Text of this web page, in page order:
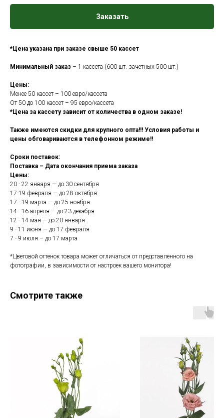
Заказать
*Цена указана при заказе свыше 50 кассет
Минимальный заказ – 1 кассета (600 шт. зачетных 500 шт.)
Цены:
Менее 50 кассет – 100 евро/кассета
От 50 до 100 кассет – 95 евро/кассета
*Цена за кассету зависит от количества в одном заказе!
Также имеются скидки для крупного опта!!! Условия работы и
цены обговариваются в телефонном режиме!!
Сроки поставок:
Поставка – Дата окончания приема заказа
Цены:
20 - 22 января — до 30 сентября
17-19 февраля — до 28 октября
17 - 19 марта — до 25 ноября
14 - 16 апреля — до 23 декабря
12 - 14 мая — до 20 января
9 - 11 июня — до 17 февраля
7 - 9 июля – до 17 марта
*Цветовой оттенок товара может отличаться от представленного на
фотографии, в зависимости от настроек вашего монитора!
Смотрите также